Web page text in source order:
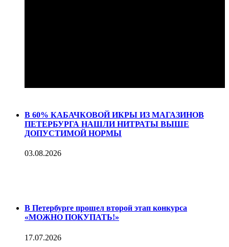
В 60% КАБАЧКОВОЙ ИКРЫ ИЗ МАГАЗИНОВ
ПЕТЕРБУРГА НАШЛИ НИТРАТЫ ВЫШЕ
ДОПУСТИМОЙ НОРМЫ
03.08.2026
В Петербурге прошел второй этап конкурса
«МОЖНО ПОКУПАТЬ!»
17.07.2026